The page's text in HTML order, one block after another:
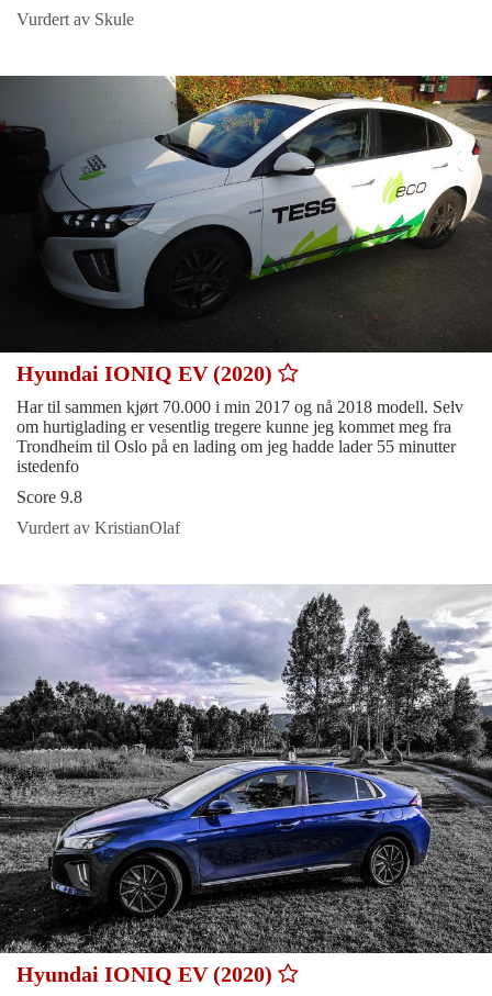
Vurdert av Skule
Hyundai IONIQ EV (2020)
Har til sammen kjørt 70.000 i min 2017 og nå 2018 modell. Selv
om hurtiglading er vesentlig tregere kunne jeg kommet meg fra
Trondheim til Oslo på en lading om jeg hadde lader 55 minutter
istedenfo
Score 9.8
Vurdert av KristianOlaf
Hyundai IONIQ EV (2020)